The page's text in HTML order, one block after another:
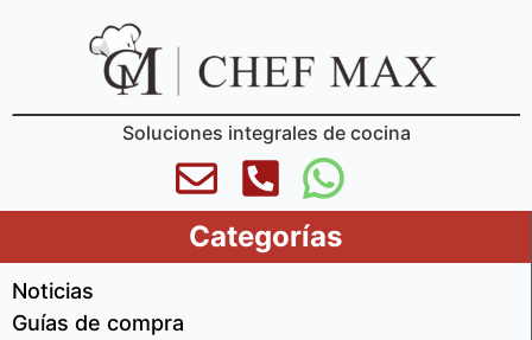
Soluciones integrales de cocina
Categorías
Noticias
Guías de compra